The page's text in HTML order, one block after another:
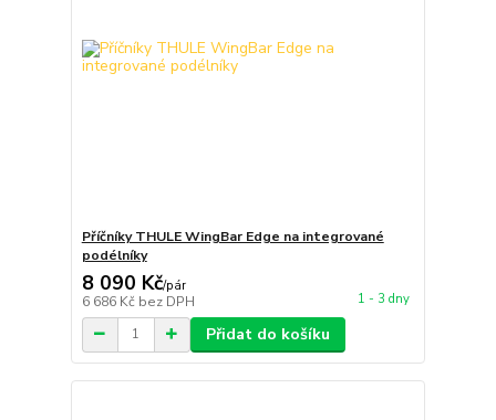
Příčníky THULE WingBar Edge na integrované
podélníky
8 090 Kč/pár
6 686 Kč bez DPH 1 - 3 dny
Přidat do košíku